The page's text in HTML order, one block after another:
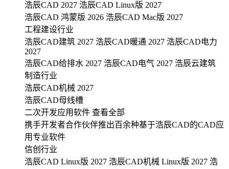
浩辰CAD 2027 浩辰CAD Linux版 2027
浩辰CAD 鸿蒙版 2026 浩辰CAD Mac版 2027
工程建设行业
浩辰CAD建筑 2027 浩辰CAD暖通 2027 浩辰CAD电力
2027
浩辰CAD给排水 2027 浩辰CAD电气 2027 浩辰云建筑
制造行业
浩辰CAD机械 2027
浩辰CAD母线槽
二次开发应用软件 查看全部
携手开发者合作伙伴推出百余种基于浩辰CAD的CAD应
用专业软件
信创行业
浩辰CAD Linux版 2027 浩辰CAD机械 Linux版 2027 浩